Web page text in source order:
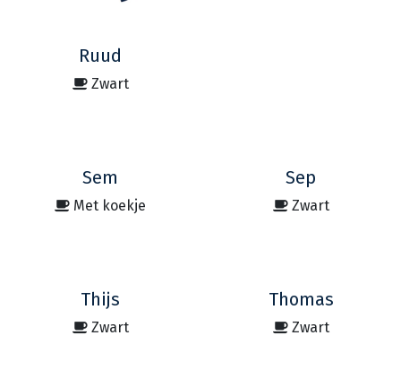
Ruud
Zwart
Sem
Met koekje
Sep
Zwart
Thijs
Zwart
Thomas
Zwart